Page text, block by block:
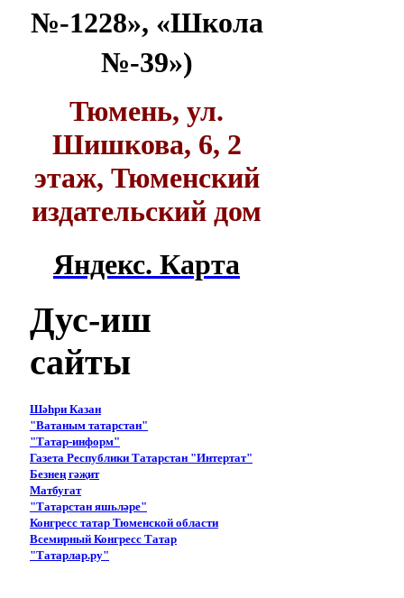
№-1228», «Школа
№-39»)
Тюмень, ул.
Шишкова, 6, 2
этаж, Тюменский
издательский дом
Яндекс. Карта
Дус-иш
сайты
Шәһри Казан
"Ватаным татарстан"
"Татар-информ"
Газета Республики Татарстан "Интертат"
Безнең гәҗит
Матбугат
"Татарстан яшьләре"
Конгресс татар Тюменской области
Всемирный Конгресс Татар
"Татарлар.ру"